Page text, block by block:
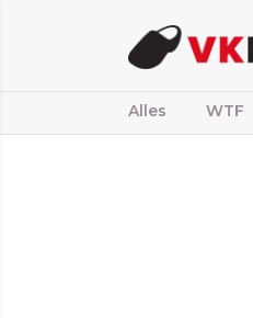
Alles WTF